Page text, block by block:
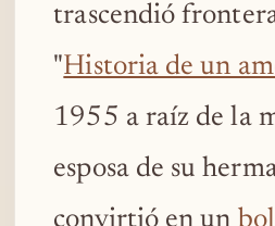
trascendió
"Historia de un
1955 a raíz de la
esposa de su
convirtió en un